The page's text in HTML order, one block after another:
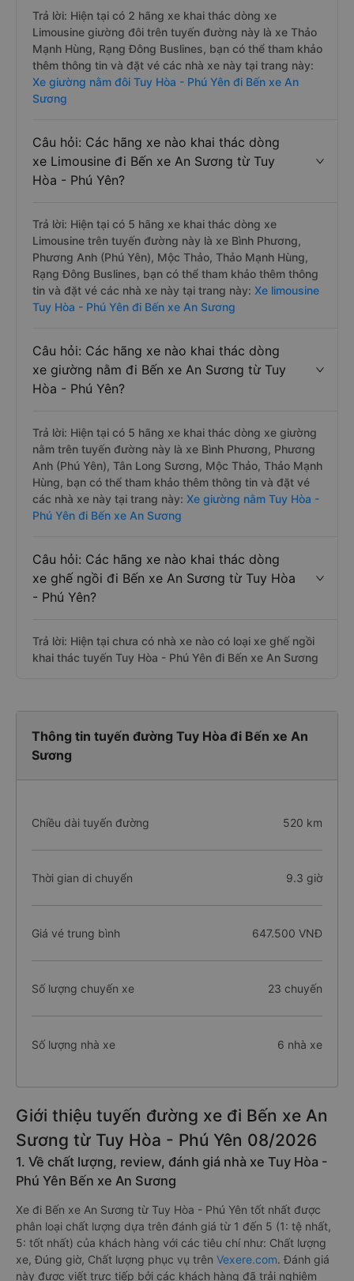
Trả lời: Hiện tại có 2 hãng xe khai thác dòng xe
Limousine giường đôi trên tuyến đường này là xe Thảo
Mạnh Hùng, Rạng Đông Buslines, bạn có thể tham khảo
thêm thông tin và đặt vé các nhà xe này tại trang này:
Xe giường nằm đôi Tuy Hòa - Phú Yên đi Bến xe An
Sương
Câu hỏi: Các hãng xe nào khai thác dòng
xe Limousine đi Bến xe An Sương từ Tuy
Hòa - Phú Yên?
Trả lời: Hiện tại có 5 hãng xe khai thác dòng xe
Limousine trên tuyến đường này là xe Bình Phương,
Phương Anh (Phú Yên), Mộc Thảo, Thảo Mạnh Hùng,
Rạng Đông Buslines, bạn có thể tham khảo thêm thông
tin và đặt vé các nhà xe này tại trang này: Xe limousine
Tuy Hòa - Phú Yên đi Bến xe An Sương
Câu hỏi: Các hãng xe nào khai thác dòng
xe giường nằm đi Bến xe An Sương từ Tuy
Hòa - Phú Yên?
Trả lời: Hiện tại có 5 hãng xe khai thác dòng xe giường
nằm trên tuyến đường này là xe Bình Phương, Phương
Anh (Phú Yên), Tân Long Sương, Mộc Thảo, Thảo Mạnh
Hùng, bạn có thể tham khảo thêm thông tin và đặt vé
các nhà xe này tại trang này: Xe giường nằm Tuy Hòa -
Phú Yên đi Bến xe An Sương
Câu hỏi: Các hãng xe nào khai thác dòng
xe ghế ngồi đi Bến xe An Sương từ Tuy Hòa
- Phú Yên?
Trả lời: Hiện tại chưa có nhà xe nào có loại xe ghế ngồi
khai thác tuyến Tuy Hòa - Phú Yên đi Bến xe An Sương
Thông tin tuyến đường Tuy Hòa đi Bến xe An
Sương
Chiều dài tuyến đường 520 km
Thời gian di chuyển 9.3 giờ
Giá vé trung bình 647.500 VNĐ
Số lượng chuyến xe 23 chuyến
Số lượng nhà xe 6 nhà xe
Giới thiệu tuyến đường xe đi Bến xe An
Sương từ Tuy Hòa - Phú Yên 08/2026
1. Về chất lượng, review, đánh giá nhà xe Tuy Hòa -
Phú Yên Bến xe An Sương
Xe đi Bến xe An Sương từ Tuy Hòa - Phú Yên tốt nhất được
phân loại chất lượng dựa trên đánh giá từ 1 đến 5 (1: tệ nhất,
5: tốt nhất) của khách hàng với các tiêu chí như: Chất lượng
xe, Đúng giờ, Chất lượng phục vụ trên Vexere.com. Đánh giá
này được viết trực tiếp bởi các khách hàng đã trải nghiệm